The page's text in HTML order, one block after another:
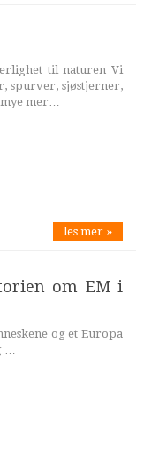
til naturen Vi
spurver, sjøstjerner,
mer…
les mer »
om EM i
og et Europa
…